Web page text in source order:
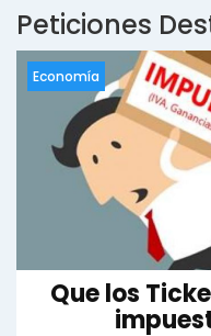
Peticiones
Economía
Que los